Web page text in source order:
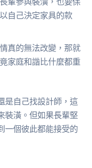
自己決定家具的款
真的無法改變，那就
家庭和諧比什麼都重
是自己找設計師，這
裝潢。但如果長輩堅
一個彼此都能接受的